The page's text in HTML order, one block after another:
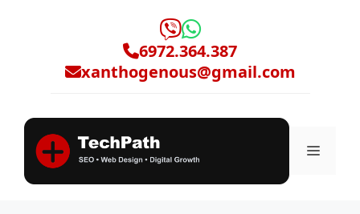
6972.364.387
xanthogenous@gmail.com